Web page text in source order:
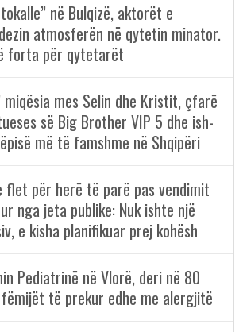
në Bulqizë, aktorët e
atmosferën në qytetin minator.
forta për qytetarët
mes Selin dhe Kristit, çfarë
së Big Brother VIP 5 dhe ish-
më të famshme në Shqipëri
flet për herë të parë pas vendimit
nga jeta publike: Nuk ishte një
e kisha planifikuar prej kohësh
Pediatrinë në Vlorë, deri në 80
të prekur edhe me alergjitë